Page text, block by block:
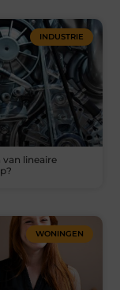
INDUSTRIE
lineaire
WONINGEN